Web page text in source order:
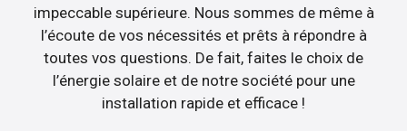
impeccable supérieure. Nous sommes de même à
l’écoute de vos nécessités et prêts à répondre à
toutes vos questions. De fait, faites le choix de
l’énergie solaire et de notre société pour une
installation rapide et efficace !